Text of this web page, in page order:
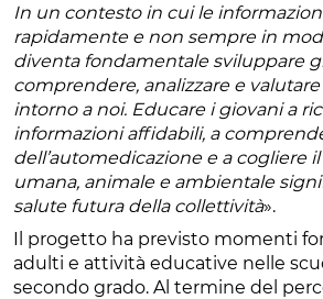
In un contesto in cui le
rapidamente e non sempre in
diventa fondamentale sviluppare
comprendere, analizzare e
intorno a noi. Educare i giovani a
informazioni affidabili, a
dell’automedicazione e a cogliere
umana, animale e ambientale
salute futura della collettività».
Il progetto ha previsto momenti
adulti e attività educative nelle
secondo grado. Al termine del